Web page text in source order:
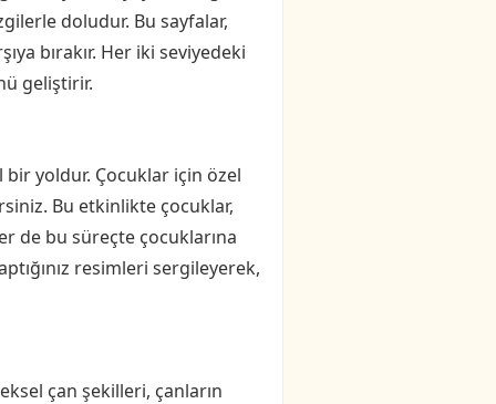
doludur. Bu sayfalar,
bırakır. Her iki seviyedeki
geliştirir.
yoldur. Çocuklar için özel
Bu etkinlikte çocuklar,
de bu süreçte çocuklarına
resimleri sergileyerek,
çan şekilleri, çanların